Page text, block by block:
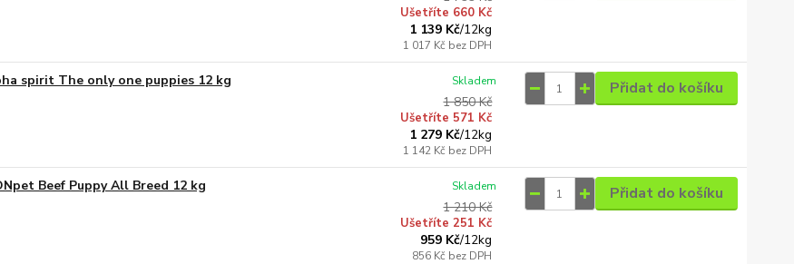
Ušetříte 660 Kč
1 139 Kč/12kg
1 017 Kč bez DPH
spirit The only one puppies 12 kg
1 850 Kč
Ušetříte 571 Kč
1 279 Kč/12kg
1 142 Kč bez DPH
Skladem Přidat do košíku
Beef Puppy All Breed 12 kg
1 210 Kč
Ušetříte 251 Kč
959 Kč/12kg
856 Kč bez DPH
Skladem Přidat do košíku